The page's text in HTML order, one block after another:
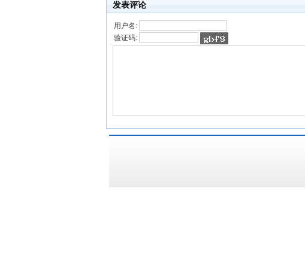
发表评论
用户名:
验证码: